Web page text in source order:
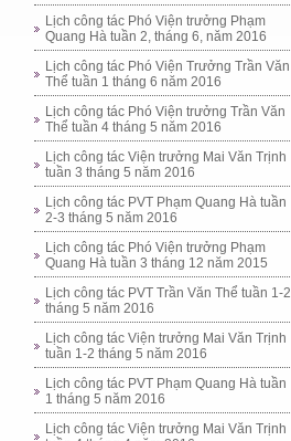
Lịch công tác Phó Viện trưởng Phạm
Quang Hà tuần 2, tháng 6, năm 2016
Lịch công tác Phó Viện Trưởng Trần Văn
Thể tuần 1 tháng 6 năm 2016
Lịch công tác Phó Viện trưởng Trần Văn
Thể tuần 4 tháng 5 năm 2016
Lịch công tác Viện trưởng Mai Văn Trịnh
tuần 3 tháng 5 năm 2016
Lịch công tác PVT Phạm Quang Hà tuần
2-3 tháng 5 năm 2016
Lịch công tác Phó Viện trưởng Phạm
Quang Hà tuần 3 tháng 12 năm 2015
Lịch công tác PVT Trần Văn Thể tuần 1-2
tháng 5 năm 2016
Lịch công tác Viện trưởng Mai Văn Trịnh
tuần 1-2 tháng 5 năm 2016
Lịch công tác PVT Phạm Quang Hà tuần
1 tháng 5 năm 2016
Lịch công tác Viện trưởng Mai Văn Trịnh